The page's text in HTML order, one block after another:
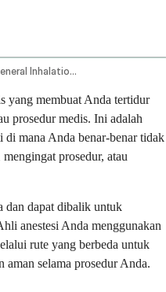
Anesthetic General Inhalation Route Parenteral Route Rectal Route
yang membuat Anda tertidur
prosedur medis. Ini adalah
mana Anda benar-benar tidak
prosedur, atau
dan dapat dibalik untuk
anestesi Anda menggunakan
rute yang berbeda untuk
aman selama prosedur Anda.